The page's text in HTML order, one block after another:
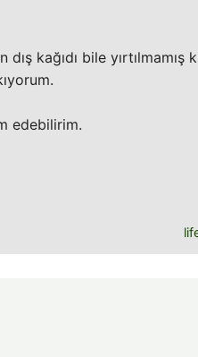
dış kağıdı bile yırtılmamış
edebilirim.